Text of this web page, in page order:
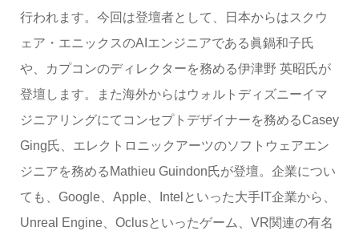
行われます。今回は登壇者として、日本からはスクウ
ェア・エニックスのAIエンジニアである眞鍋和子氏
や、カプコンのディレクターを務める伊津野 英昭氏が
登壇します。また海外からはウォルトディズニーイマ
ジニアリングにてコンセプトデザイナーを務めるCasey
Ging氏、エレクトロニックアーツのソフトウェアエン
ジニアを務めるMathieu Guindon氏が登壇。企業につい
ても、Google、Apple、Intelといった大手IT企業から、
Unreal Engine、Oclusといったゲーム、VR関連の有名